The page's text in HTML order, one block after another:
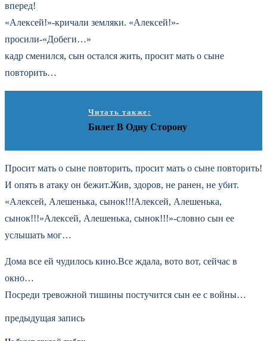
вперед!
«Алексей!»-кричали земляки. «Алексей!»-
просили-«Добеги…»
кадр сменился, сын остался жить, просит мать о сыне
повторить…
Читать также:
Билет В Одну Сторону
Просит мать о сыне повторить, просит мать о сыне повторить!
И опять в атаку он бежит.Жив, здоров, не ранен, не убит.
«Алексей, Алешенька, сынок!!!Алексей, Алешенька,
сынок!!!»Алексей, Алешенька, сынок!!!»-словно сын ее
услышать мог…
Дома все ей чудилось кино.Все ждала, вото вот, сейчас в
окно…
Посреди тревожной тишины постучится сын ее с войны…
предыдущая запись